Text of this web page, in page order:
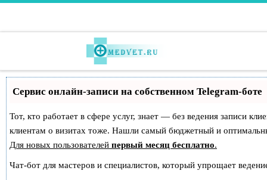
Сервис онлайн-записи на собственном Telegram-боте
Тот, кто работает в сфере услуг, знает — без ведения записи
клиентам о визитах тоже. Нашли самый бюджетный и
Для новых пользователей первый месяц бесплатно.
Чат-бот для мастеров и специалистов, который упрощает